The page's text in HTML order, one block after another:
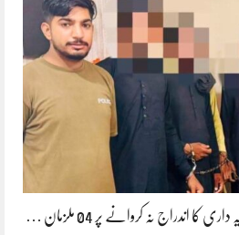
کا اندراج نہ کروانے پر 04 ملزمان …